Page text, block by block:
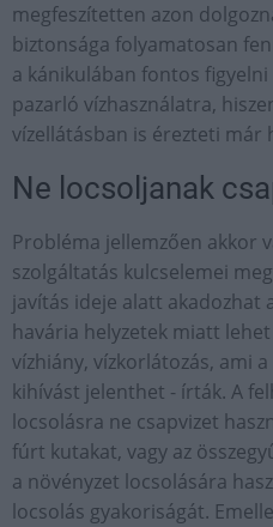
megfeszítetten azon
biztonsága folyamatosan
a kánikulában fontos
pazarló vízhasználatra,
vízellátásban is érezteti már
Ne locsoljanak
Probléma jellemzően akkor
szolgáltatás kulcselemei
javítás ideje alatt akadozhat
havária helyzetek miatt
vízhiány, vízkorlátozás, ami
kihívást jelenthet - írták. A
locsolásra ne csapvizet
fúrt kutakat, vagy az
a növényzet locsolására
locsolás gyakoriságát.